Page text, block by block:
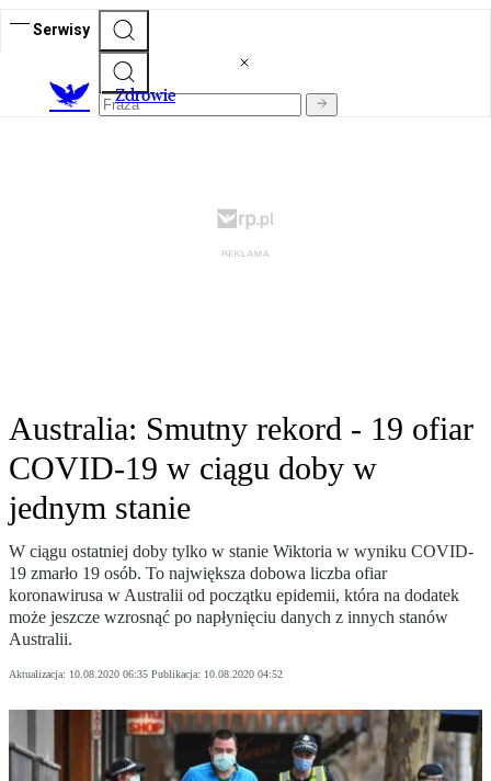
Serwisy
Zdrowie
Australia: Smutny rekord - 19 ofiar
COVID-19 w ciągu doby w
jednym stanie
W ciągu ostatniej doby tylko w stanie Wiktoria w wyniku COVID-
19 zmarło 19 osób. To największa dobowa liczba ofiar
koronawirusa w Australii od początku epidemii, która na dodatek
może jeszcze wzrosnąć po napłynięciu danych z innych stanów
Australii.
Aktualizacja: 10.08.2020 06:35 Publikacja: 10.08.2020 04:52